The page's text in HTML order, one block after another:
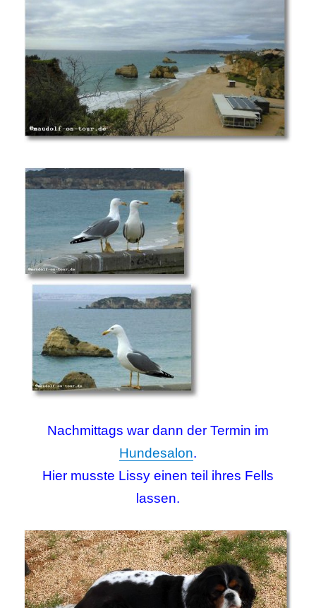
Nachmittags war dann der Termin im
Hundesalon.
Hier musste Lissy einen teil ihres Fells
lassen.